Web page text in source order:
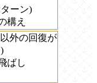
ーン)
構え
外の回復が
ばし